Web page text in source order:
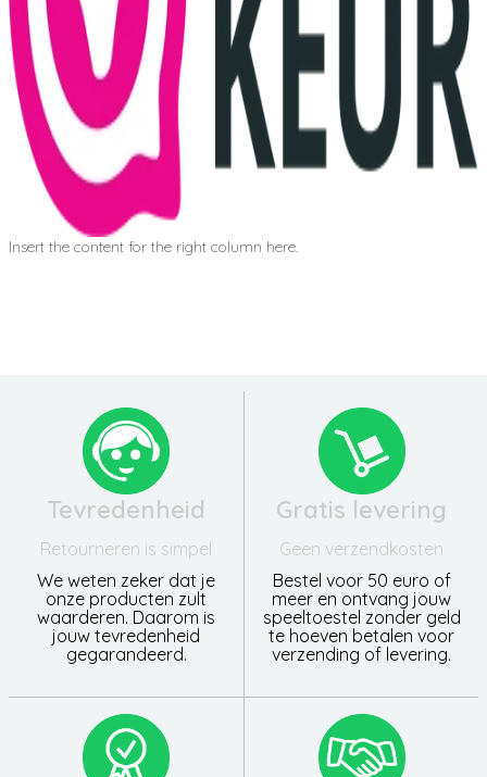
Insert the content for the right column here.
Tevredenheid
Retourneren is simpel
We weten zeker dat je
onze producten zult
waarderen. Daarom is
jouw tevredenheid
gegarandeerd.
Gratis levering
Geen verzendkosten
Bestel voor 50 euro of
meer en ontvang jouw
speeltoestel zonder geld
te hoeven betalen voor
verzending of levering.